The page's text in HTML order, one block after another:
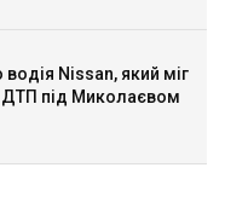
Nissan, який міг
ДТП під Миколаєвом